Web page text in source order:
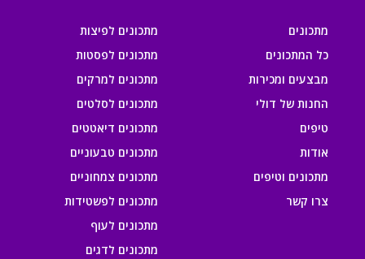
מתכונים
כל המתכונים
מבצעים ומכירות
החנות של דולי
טיפים
אודות
מתכונים וטיפים
צרו קשר
מתכונים לפיצות
מתכונים לפסטות
מתכונים למרקים
מתכונים לסלטים
מתכונים דיאטטים
מתכונים טבעוניים
מתכונים צמחוניים
מתכונים לפשטידות
מתכונים לעוף
מתכונים לדגים